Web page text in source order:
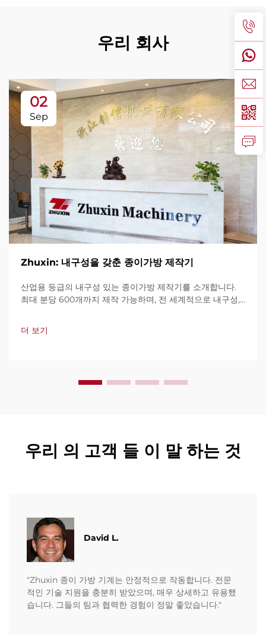
우리 회사
02
Sep
Zhuxin: 내구성을 갖춘 종이가방 제작기
산업용 등급의 내구성 있는 종이가방 제작기를 소개합니다.
최대 분당 600개까지 제작 가능하며, 전 세계적으로 내구성,
가 지원과 빠른 서비스를 제공합니다. 견적 요청을 지금 해보
세요.
더 보기
우리 의 고객 들 이 말 하는 것
David L.
"Zhuxin 종이 가방 기계는 안정적으로 작동합니다. 전문
적인 기술 지원을 충분히 받았으며, 매우 상세하고 유용했
습니다. 그들의 팀과 협력한 경험이 정말 좋았습니다."